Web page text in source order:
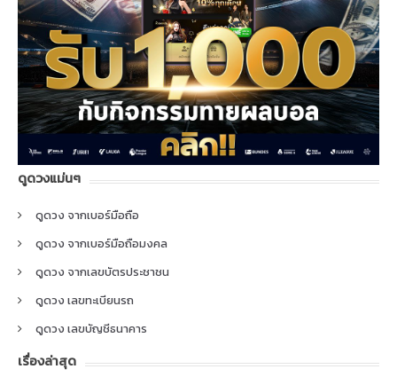
ดูดวงแม่นๆ
ดูดวง จากเบอร์มือถือ
ดูดวง จากเบอร์มือถือมงคล
ดูดวง จากเลขบัตรประชาชน
ดูดวง เลขทะเบียนรถ
ดูดวง เลขบัญชีธนาคาร
เรื่องล่าสุด